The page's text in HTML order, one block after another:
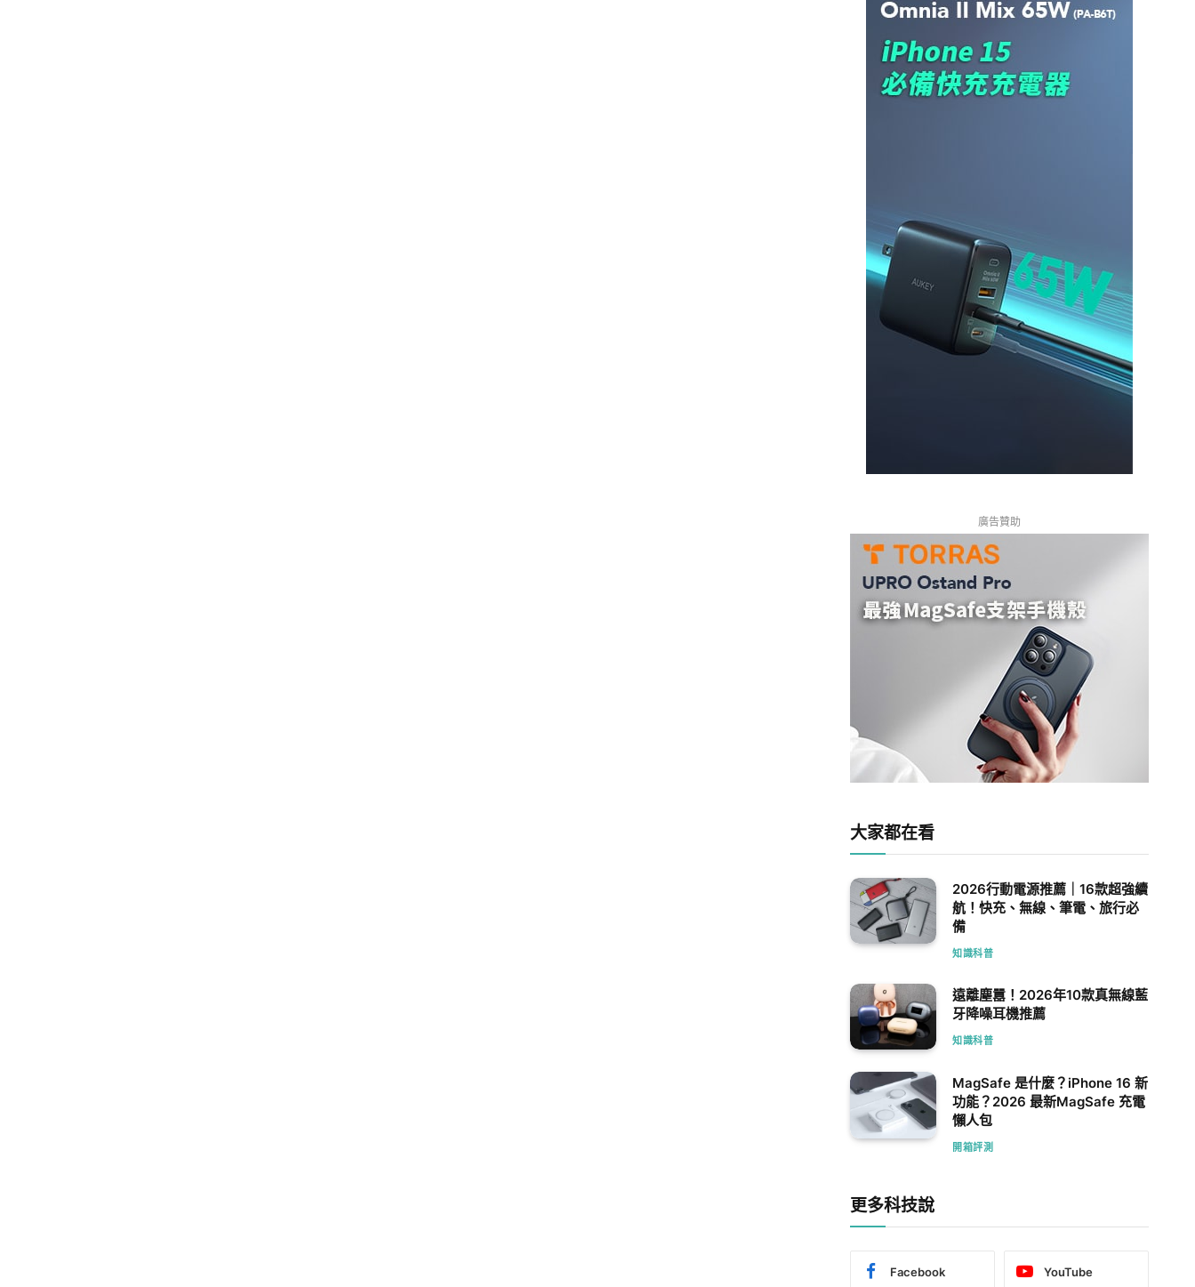
廣告贊助
大家都在看
2026行動電源推薦｜16款超強續
航！快充、無線、筆電、旅行必
備
知識科普
遠離塵囂！2026年10款真無線藍
牙降噪耳機推薦
知識科普
MagSafe 是什麼？iPhone 16 新
功能？2026 最新MagSafe 充電
懶人包
開箱評測
更多科技說
Facebook YouTube